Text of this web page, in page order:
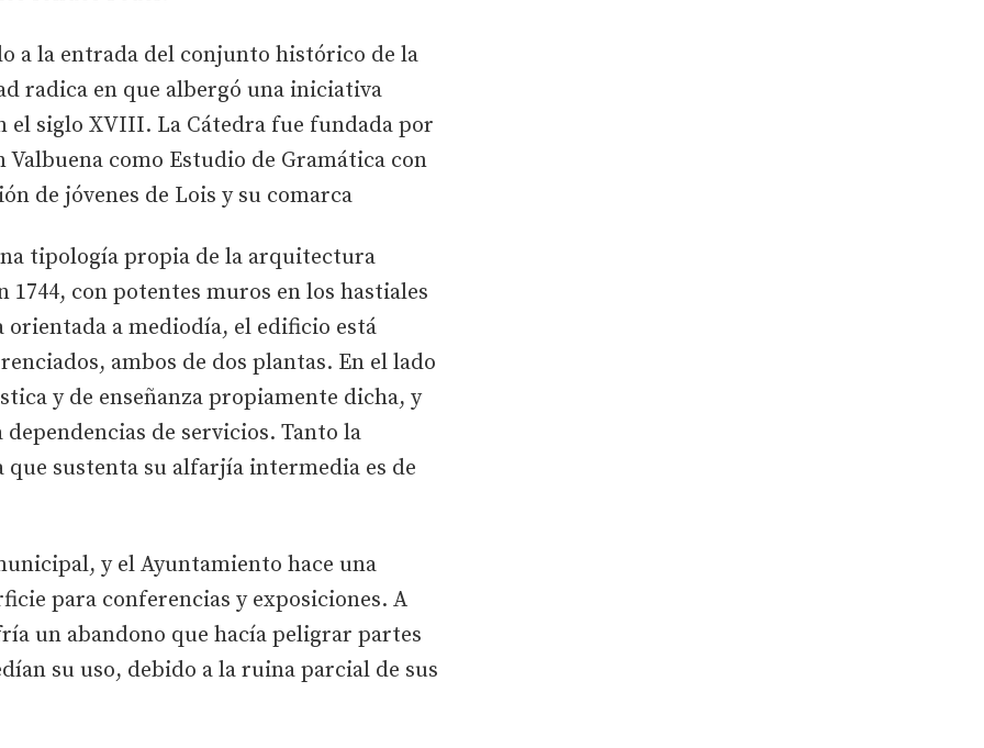
a la entrada del conjunto histórico de la
radica en que albergó una iniciativa
el siglo XVIII. La Cátedra fue fundada por
como Estudio de Gramática con
de jóvenes de Lois y su comarca
tipología propia de la arquitectura
con potentes muros en los hastiales
orientada a mediodía, el edificio está
ambos de dos plantas. En el lado
y de enseñanza propiamente dicha, y
de servicios. Tanto la
sustenta su alfarjía intermedia es de
y el Ayuntamiento hace una
para conferencias y exposiciones. A
un abandono que hacía peligrar partes
su uso, debido a la ruina parcial de sus